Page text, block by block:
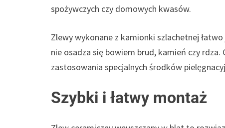
spożywczych czy domowych kwasów.
Zlewy wykonane z kamionki szlachetnej
nie osadza się bowiem brud, kamień czy
zastosowania specjalnych środków
Szybki i łatwy montaż